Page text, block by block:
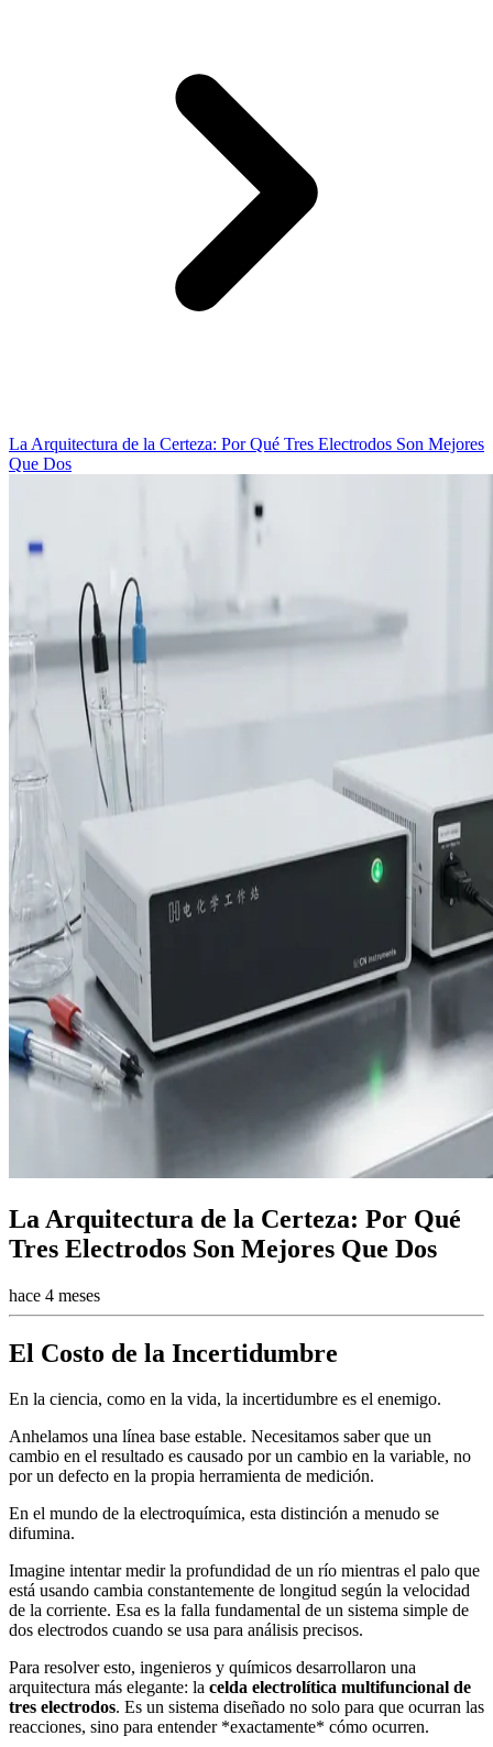
La Arquitectura de la Certeza: Por Qué Tres Electrodos Son Mejores
Que Dos
La Arquitectura de la Certeza: Por Qué
Tres Electrodos Son Mejores Que Dos
hace 4 meses
El Costo de la Incertidumbre
En la ciencia, como en la vida, la incertidumbre es el enemigo.
Anhelamos una línea base estable. Necesitamos saber que un
cambio en el resultado es causado por un cambio en la variable, no
por un defecto en la propia herramienta de medición.
En el mundo de la electroquímica, esta distinción a menudo se
difumina.
Imagine intentar medir la profundidad de un río mientras el palo que
está usando cambia constantemente de longitud según la velocidad
de la corriente. Esa es la falla fundamental de un sistema simple de
dos electrodos cuando se usa para análisis precisos.
Para resolver esto, ingenieros y químicos desarrollaron una
arquitectura más elegante: la celda electrolítica multifuncional de
tres electrodos. Es un sistema diseñado no solo para que ocurran las
reacciones, sino para entender *exactamente* cómo ocurren.